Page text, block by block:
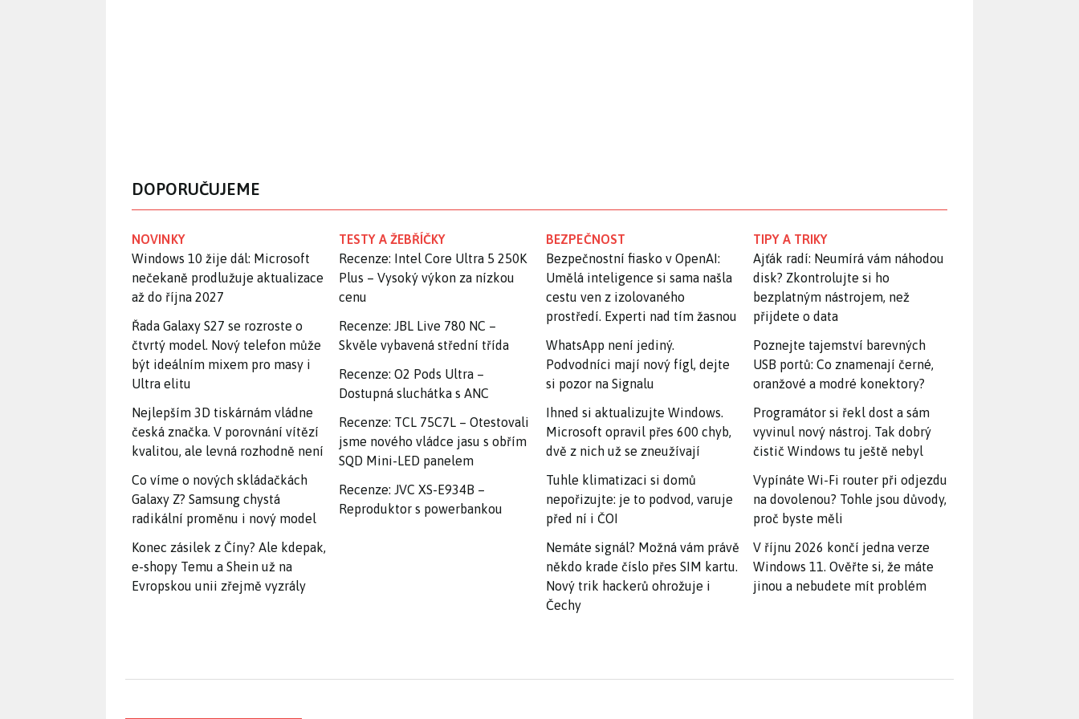
DOPORUČUJEME
NOVINKY
Windows 10 žije dál: Microsoft
nečekaně prodlužuje aktualizace
až do října 2027
Řada Galaxy S27 se rozroste o
čtvrtý model. Nový telefon může
být ideálním mixem pro masy i
Ultra elitu
Nejlepším 3D tiskárnám vládne
česká značka. V porovnání vítězí
kvalitou, ale levná rozhodně není
Co víme o nových skládačkách
Galaxy Z? Samsung chystá
radikální proměnu i nový model
Konec zásilek z Číny? Ale kdepak,
e-shopy Temu a Shein už na
Evropskou unii zřejmě vyzrály
TESTY A ŽEBŘÍČKY
Recenze: Intel Core Ultra 5 250K
Plus – Vysoký výkon za nízkou
cenu
Recenze: JBL Live 780 NC –
Skvěle vybavená střední třída
Recenze: O2 Pods Ultra –
Dostupná sluchátka s ANC
Recenze: TCL 75C7L – Otestovali
jsme nového vládce jasu s obřím
SQD Mini-LED panelem
Recenze: JVC XS-E934B –
Reproduktor s powerbankou
BEZPEČNOST
Bezpečnostní fiasko v OpenAI:
Umělá inteligence si sama našla
cestu ven z izolovaného
prostředí. Experti nad tím žasnou
WhatsApp není jediný.
Podvodníci mají nový fígl, dejte
si pozor na Signalu
Ihned si aktualizujte Windows.
Microsoft opravil přes 600 chyb,
dvě z nich už se zneužívají
Tuhle klimatizaci si domů
nepořizujte: je to podvod, varuje
před ní i ČOI
Nemáte signál? Možná vám právě
někdo krade číslo přes SIM kartu.
Nový trik hackerů ohrožuje i
Čechy
TIPY A TRIKY
Ajťák radí: Neumírá vám náhodou
disk? Zkontrolujte si ho
bezplatným nástrojem, než
přijdete o data
Poznejte tajemství barevných
USB portů: Co znamenají černé,
oranžové a modré konektory?
Programátor si řekl dost a sám
vyvinul nový nástroj. Tak dobrý
čistič Windows tu ještě nebyl
Vypínáte Wi-Fi router při odjezdu
na dovolenou? Tohle jsou důvody,
proč byste měli
V říjnu 2026 končí jedna verze
Windows 11. Ověřte si, že máte
jinou a nebudete mít problém